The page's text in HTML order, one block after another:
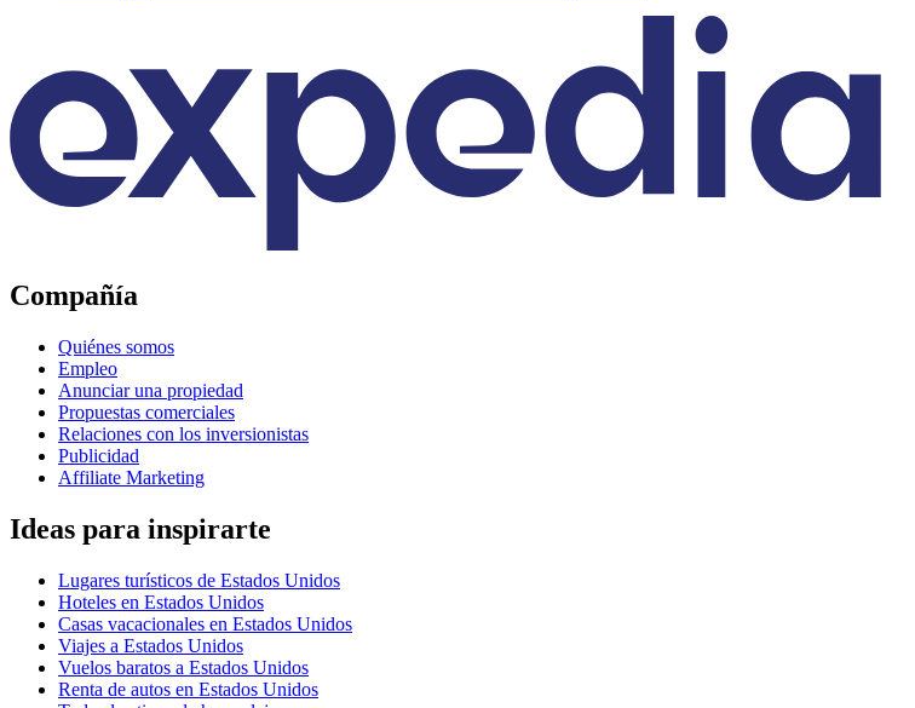
Compañía
Quiénes somos
Empleo
Anunciar una propiedad
Propuestas comerciales
Relaciones con los inversionistas
Publicidad
Affiliate Marketing
Ideas para inspirarte
Lugares turísticos de Estados Unidos
Hoteles en Estados Unidos
Casas vacacionales en Estados Unidos
Viajes a Estados Unidos
Vuelos baratos a Estados Unidos
Renta de autos en Estados Unidos